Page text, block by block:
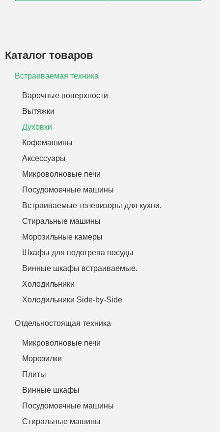
Каталог товаров
Встраиваемая техника
Варочные поверхности
Вытяжки
Духовки
Кофемашины
Аксессуары
Микроволновые печи
Посудомоечные машины
Встраиваемые телевизоры для кухни.
Стиральные машины
Морозильные камеры
Шкафы для подогрева посуды
Винные шкафы встраиваемые.
Холодильники
Холодильники Side-by-Side
Отдельностоящая техника
Микроволновые печи
Морозилки
Плиты
Винные шкафы
Посудомоечные машины
Стиральные машины